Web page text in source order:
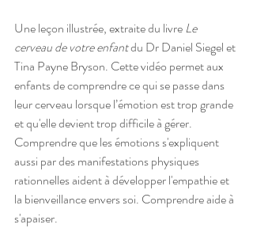
Une leçon illustrée, extraite du livre Le
cerveau de votre enfant du Dr Daniel Siegel et
Tina Payne Bryson. Cette vidéo permet aux
enfants de comprendre ce qui se passe dans
leur cerveau lorsque l’émotion est trop grande
et qu'elle devient trop difficile à gérer.
Comprendre que les émotions s'expliquent
aussi par des manifestations physiques
rationnelles aident à développer l'empathie et
la bienveillance envers soi. Comprendre aide à
s'apaiser.